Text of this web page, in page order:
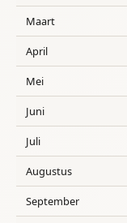
Maart
April
Mei
Juni
Juli
Augustus
September